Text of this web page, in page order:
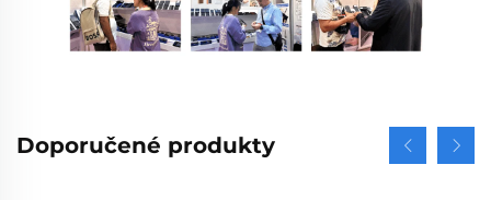
Doporučené produkty